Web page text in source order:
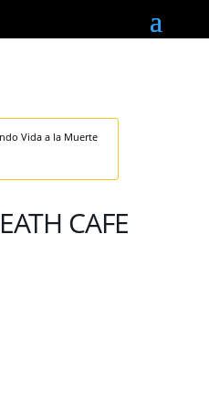
Vida a la Muerte
CAFE